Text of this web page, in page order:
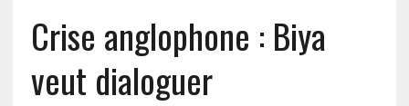
Crise anglophone : Biya
veut dialoguer